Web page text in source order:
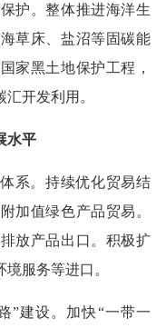
护。整体推进海洋生
草床、盐沼等固碳能
家黑土地保护工程，
开发利用。
水平
系。持续优化贸易结
加值绿色产品贸易。
放产品出口。积极扩
服务等进口。
”建设。加快“一带一